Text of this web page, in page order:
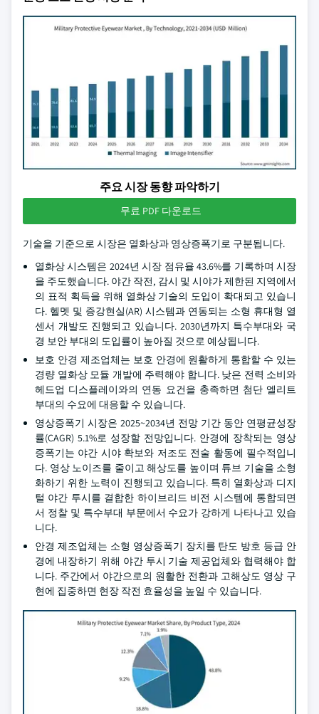
주요 시장 동향 파악하기
무료 PDF 다운로드
기술을 기준으로 시장은 열화상과 영상증폭기로 구분됩니다.
열화상 시스템은 2024년 시장 점유율 43.6%를 기록하며 시장
을 주도했습니다. 야간 작전, 감시 및 시야가 제한된 지역에서
의 표적 획득을 위해 열화상 기술의 도입이 확대되고 있습니
다. 헬멧 및 증강현실(AR) 시스템과 연동되는 소형 휴대형 열
센서 개발도 진행되고 있습니다. 2030년까지 특수부대와 국
경 보안 부대의 도입률이 높아질 것으로 예상됩니다.
보호 안경 제조업체는 보호 안경에 원활하게 통합할 수 있는
경량 열화상 모듈 개발에 주력해야 합니다. 낮은 전력 소비와
헤드업 디스플레이와의 연동 요건을 충족하면 첨단 엘리트
부대의 수요에 대응할 수 있습니다.
영상증폭기 시장은 2025~2034년 전망 기간 동안 연평균성장
률(CAGR) 5.1%로 성장할 전망입니다. 안경에 장착되는 영상
증폭기는 야간 시야 확보와 저조도 전술 활동에 필수적입니
다. 영상 노이즈를 줄이고 해상도를 높이며 튜브 기술을 소형
화하기 위한 노력이 진행되고 있습니다. 특히 열화상과 디지
털 야간 투시를 결합한 하이브리드 비전 시스템에 통합되면
서 정찰 및 특수부대 부문에서 수요가 강하게 나타나고 있습
니다.
안경 제조업체는 소형 영상증폭기 장치를 탄도 방호 등급 안
경에 내장하기 위해 야간 투시 기술 제공업체와 협력해야 합
니다. 주간에서 야간으로의 원활한 전환과 고해상도 영상 구
현에 집중하면 현장 작전 효율성을 높일 수 있습니다.